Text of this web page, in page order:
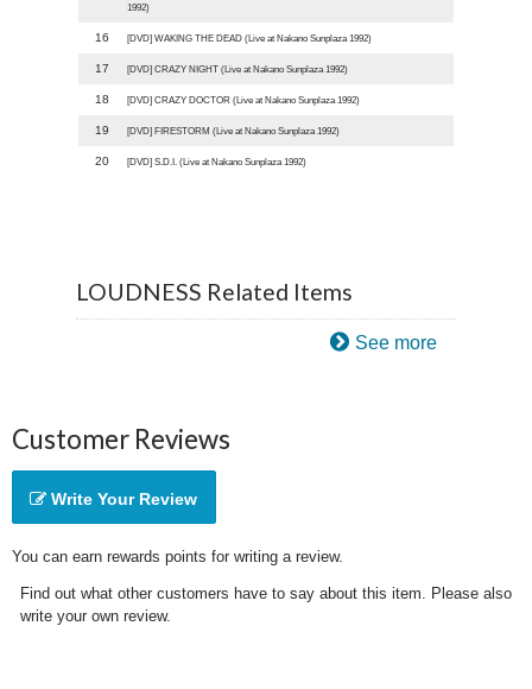
1992)
16 [DVD] WAKING THE DEAD (Live at Nakano Sunplaza 1992)
17 [DVD] CRAZY NIGHT (Live at Nakano Sunplaza 1992)
18 [DVD] CRAZY DOCTOR (Live at Nakano Sunplaza 1992)
19 [DVD] FIRESTORM (Live at Nakano Sunplaza 1992)
20 [DVD] S.D.I. (Live at Nakano Sunplaza 1992)
LOUDNESS Related Items
See more
Customer Reviews
Write Your Review
You can earn rewards points for writing a review.
Find out what other customers have to say about this item. Please also
write your own review.